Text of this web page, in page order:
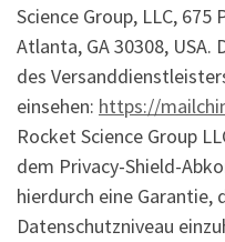
Science Group, LLC, 675
Atlanta, GA 30308,
des
einsehen: https://
Rocket Science Group
dem Privacy-Shield-
hierdurch eine Garantie,
Datenschutzniveau